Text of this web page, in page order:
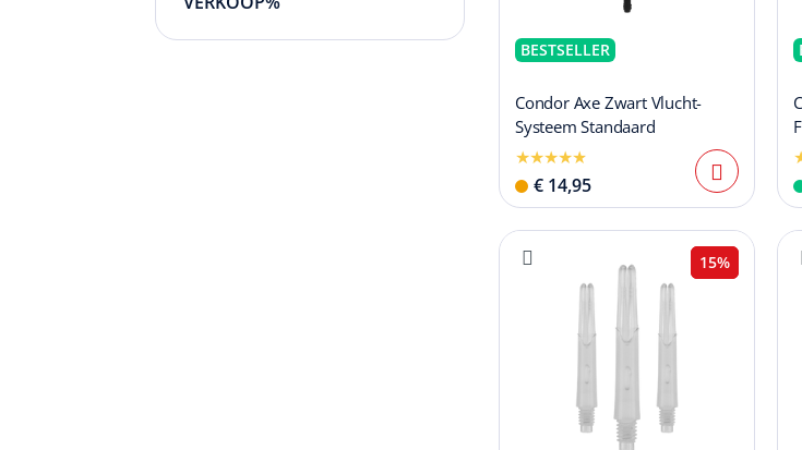
BESTSELLER
Condor Axe Zwart Vlucht-
Systeem Standaard
€ 14,95
15%